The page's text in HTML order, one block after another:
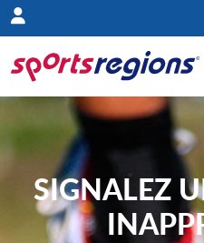
Panneau de gestion des
SIGNALEZ